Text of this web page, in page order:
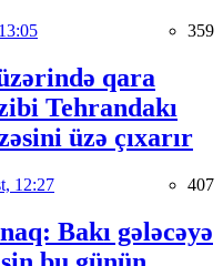
359
qara
Tehrandakı
üzə çıxarır
12:27 407
Bakı gələcəyə